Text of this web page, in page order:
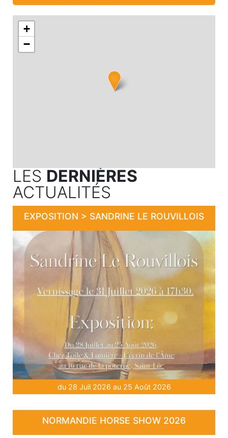
+
−
LES DERNIÈRES
ACTUALITÉS
EXPOSITION > SANDRINE LE ROUVILLOIS
du 28 Juil 2026 au 25 Août 2026
NORMANDIE HORSE SHOW 2026